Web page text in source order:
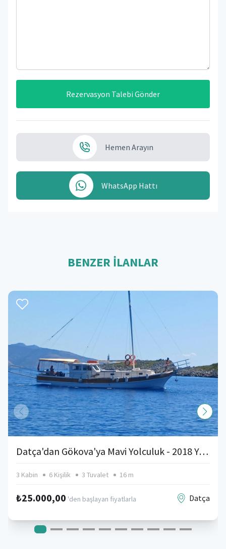
Rezervasyon Talebi Gönder
Hemen Arayın
WhatsApp Hattı
BENZER İLANLAR
Datça'dan Gökova'ya Mavi Yolculuk - 2018 Yapımı Gulet ile Unutulmaz Bir Deneyim
3 Kabin 6 Kişilik 3 Tuvalet 16 m
₺25.000,00 'den başlayan fiyatlarla Datça